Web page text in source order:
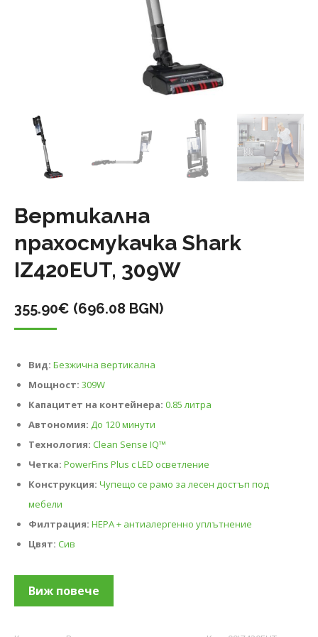
Вертикална
прахосмукачка Shark
IZ420EUT, 309W
355.90€ (696.08 BGN)
Вид: Безжична вертикална
Мощност: 309W
Капацитет на контейнера: 0.85 литра
Автономия: До 120 минути
Технология: Clean Sense IQ™
Четка: PowerFins Plus с LED осветление
Конструкция: Чупещо се рамо за лесен достъп под
мебели
Филтрация: HEPA + антиалергенно уплътнение
Цвят: Сив
Виж повече